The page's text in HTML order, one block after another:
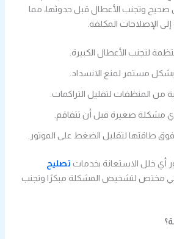
صحيح وتجنب الأعطال قبل حدوثها، مما
الإصلاحات المكلفة.
لتجنب الأعطال الكبيرة.
بشكل مستمر لمنع الانسداد.
من المنظفات لتقليل التراكمات.
مشكلة صغيرة قبل أن تتفاقم.
طاقتها لتقليل الضغط على الموتور.
خلل الاستعانة بخدمات تصليح
مختص لتشخيص المشكلة مبكرًا وتجنب